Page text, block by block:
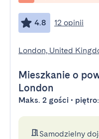
4.8 12 opinii
London, United
Mieszkanie o
London
Maks. 2 gości •
Samodzielny